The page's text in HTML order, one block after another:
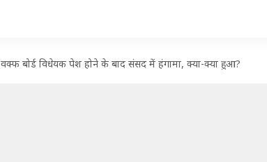
वक्फ बोर्ड विधेयक पेश होने के बाद संसद में हंगामा, क्या-क्या हुआ?